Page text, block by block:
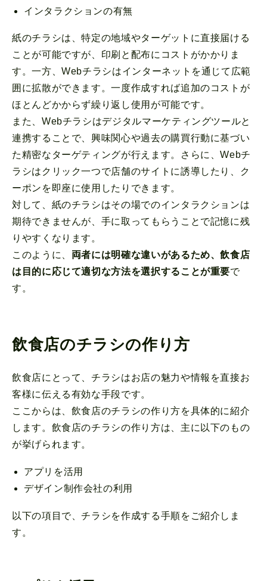
インタラクションの有無
紙のチラシは、特定の地域やターゲットに直接届ける
ことが可能ですが、印刷と配布にコストがかかりま
す。一方、Webチラシはインターネットを通じて広範
囲に拡散ができます。一度作成すれば追加のコストが
ほとんどかからず繰り返し使用が可能です。
また、Webチラシはデジタルマーケティングツールと
連携することで、興味関心や過去の購買行動に基づい
た精密なターゲティングが行えます。さらに、Webチ
ラシはクリック一つで店舗のサイトに誘導したり、ク
ーポンを即座に使用したりできます。
対して、紙のチラシはその場でのインタラクションは
期待できませんが、手に取ってもらうことで記憶に残
りやすくなります。
このように、 両者には明確な違いがあるため、飲食店
は目的に応じて適切な方法を選択することが重要で
す。
飲食店のチラシの作り方
飲食店にとって、チラシはお店の魅力や情報を直接お
客様に伝える有効な手段です。
ここからは、飲食店のチラシの作り方を具体的に紹介
します。飲食店のチラシの作り方は、主に以下のもの
が挙げられます。
アプリを活用
デザイン制作会社の利用
以下の項目で、チラシを作成する手順をご紹介しま
す。